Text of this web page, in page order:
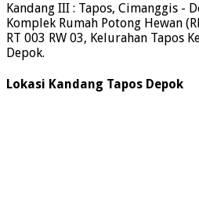
Kandang III : Tapos, Cimanggis -
Komplek Rumah Potong Hewan
RT 003 RW 03, Kelurahan Tapos
Depok.
Lokasi Kandang Tapos Depok